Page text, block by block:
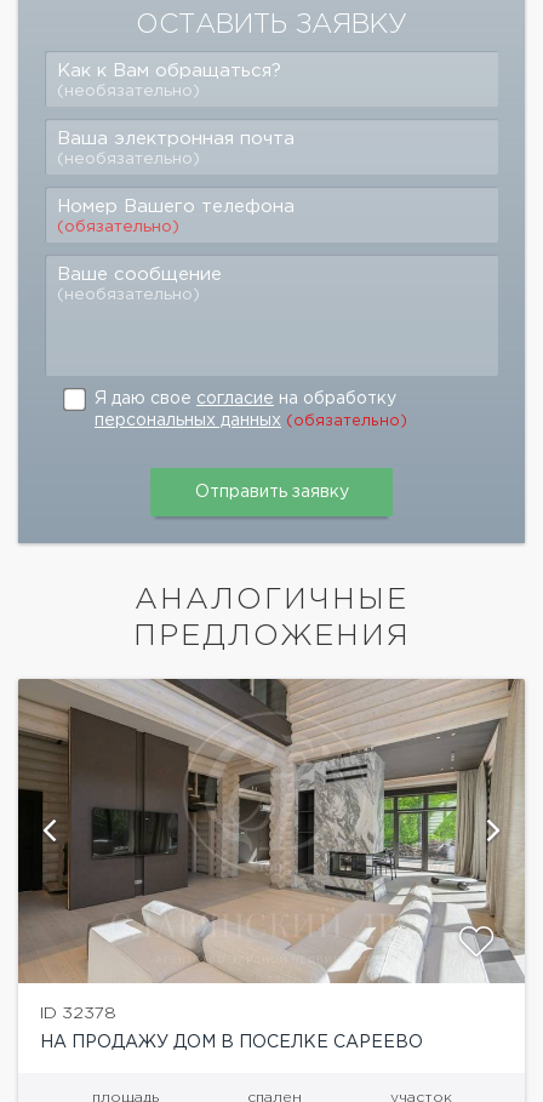
ОСТАВИТЬ ЗАЯВКУ
Как к Вам обращаться?
(необязательно)
Ваша электронная почта
(необязательно)
Номер Вашего телефона
(обязательно)
Ваше сообщение
(необязательно)
Я даю свое согласие на обработку
персональных данных (обязательно)
АНАЛОГИЧНЫЕ
ПРЕДЛОЖЕНИЯ
ID 32378
НА ПРОДАЖУ ДОМ В ПОСЕЛКЕ САРЕЕВО
площадь спален участок